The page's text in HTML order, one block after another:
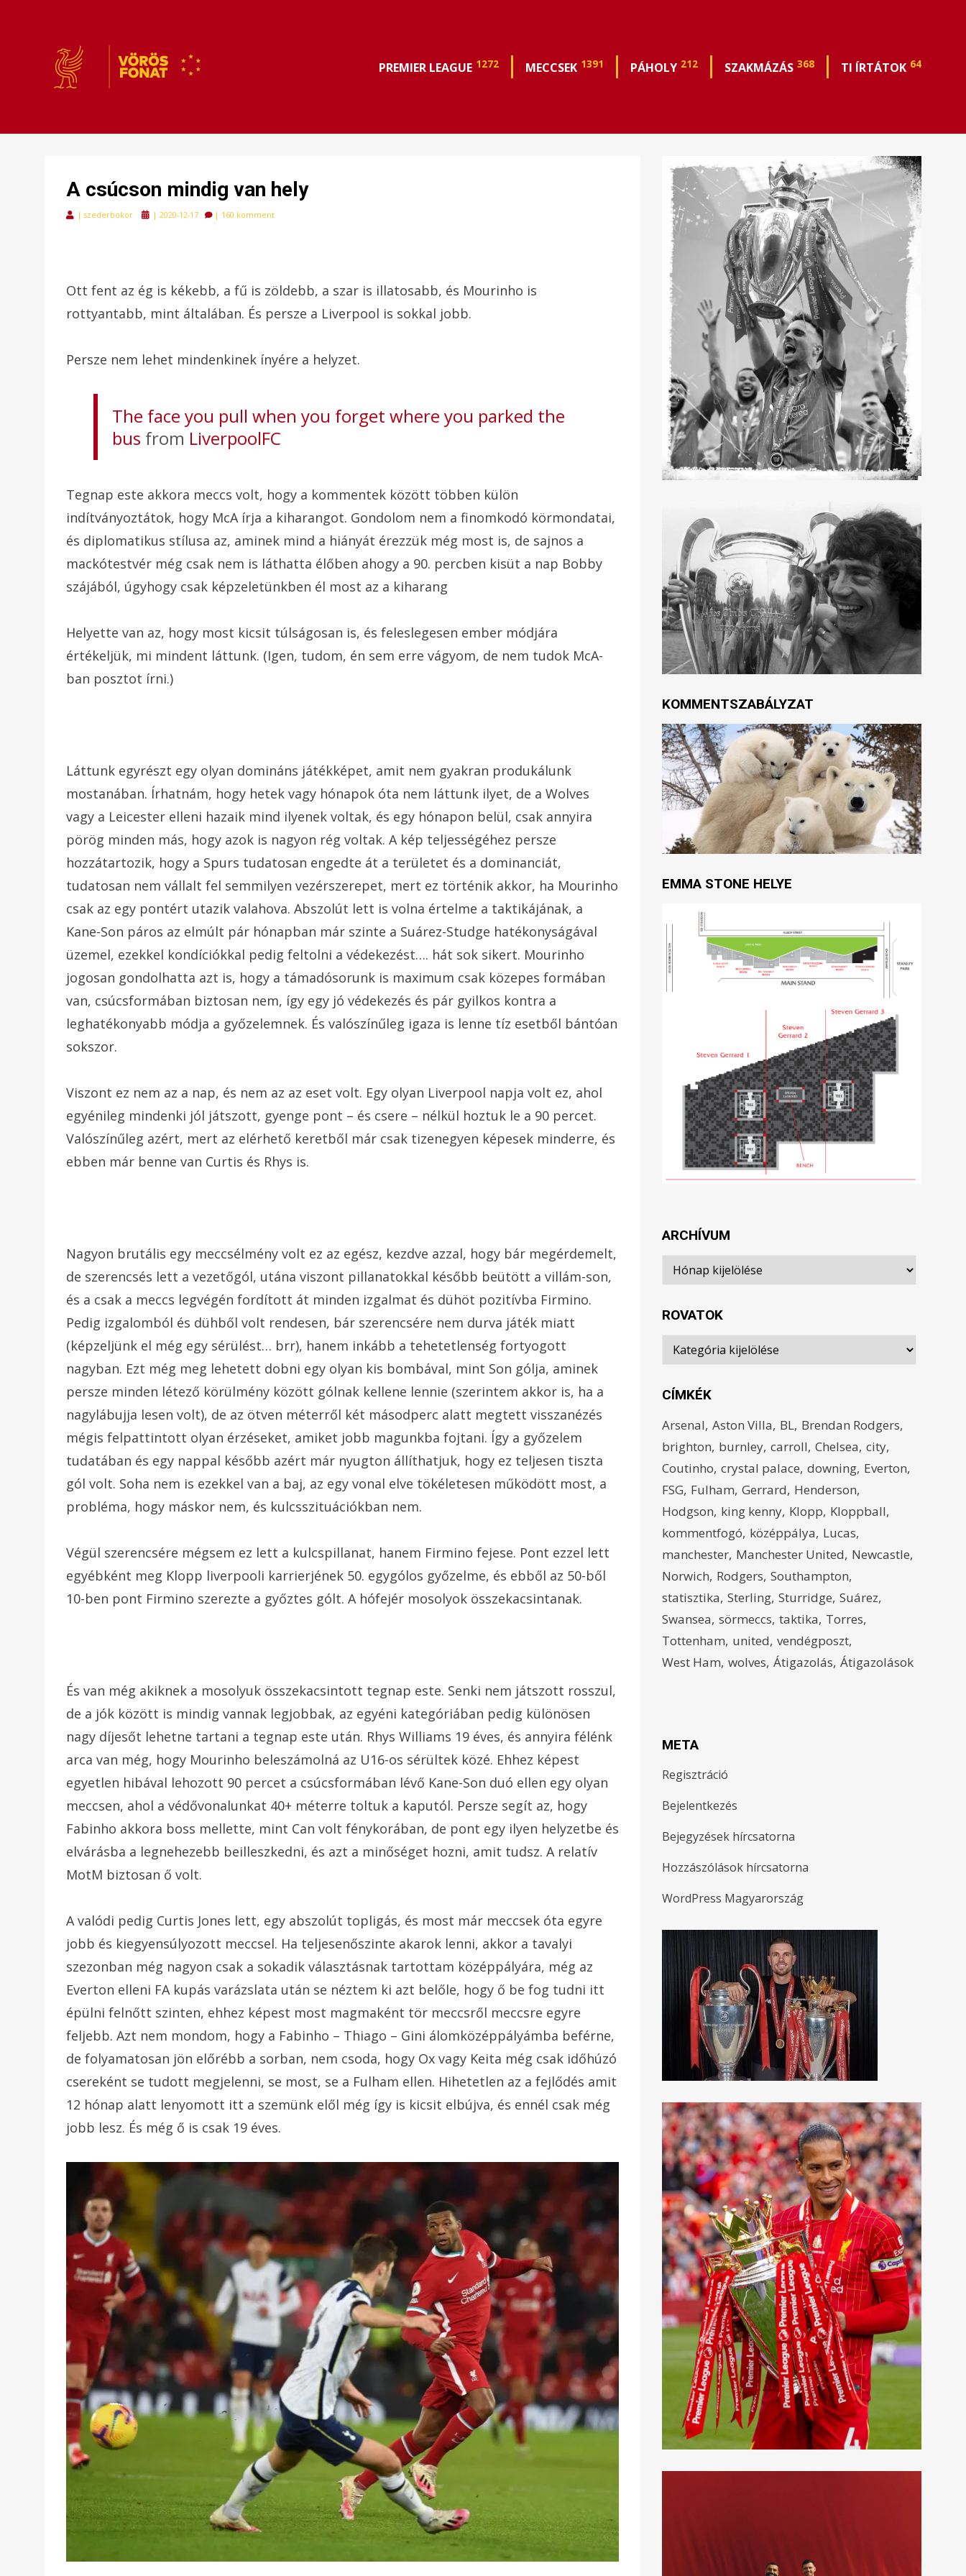
PREMIER LEAGUE 1272 MECCSEK 1391 PÁHOLY 212 SZAKMÁZÁS 368 TI ÍRTÁTOK 64
A csúcson mindig van hely
| szederbokor
Posted
| 2020-12-17 | 160 komment
Ott fent az ég is kékebb, a fű is zöldebb, a szar is illatosabb, és Mourinho is
rottyantabb, mint általában. És persze a Liverpool is sokkal jobb.
Persze nem lehet mindenkinek ínyére a helyzet.
The face you pull when you forget where you parked the
bus from LiverpoolFC
Tegnap este akkora meccs volt, hogy a kommentek között többen külön
indítványoztátok, hogy McA írja a kiharangot. Gondolom nem a finomkodó körmondatai,
és diplomatikus stílusa az, aminek mind a hiányát érezzük még most is, de sajnos a
mackótestvér még csak nem is láthatta élőben ahogy a 90. percben kisüt a nap Bobby
szájából, úgyhogy csak képzeletünkben él most az a kiharang
Helyette van az, hogy most kicsit túlságosan is, és feleslegesen ember módjára
értékeljük, mi mindent láttunk. (Igen, tudom, én sem erre vágyom, de nem tudok McA-
ban posztot írni.)
Láttunk egyrészt egy olyan domináns játékképet, amit nem gyakran produkálunk
mostanában. Írhatnám, hogy hetek vagy hónapok óta nem láttunk ilyet, de a Wolves
vagy a Leicester elleni hazaik mind ilyenek voltak, és egy hónapon belül, csak annyira
pörög minden más, hogy azok is nagyon rég voltak. A kép teljességéhez persze
hozzátartozik, hogy a Spurs tudatosan engedte át a területet és a dominanciát,
tudatosan nem vállalt fel semmilyen vezérszerepet, mert ez történik akkor, ha Mourinho
csak az egy pontért utazik valahova. Abszolút lett is volna értelme a taktikájának, a
Kane-Son páros az elmúlt pár hónapban már szinte a Suárez-Studge hatékonyságával
üzemel, ezekkel kondíciókkal pedig feltolni a védekezést…. hát sok sikert. Mourinho
jogosan gondolhatta azt is, hogy a támadósorunk is maximum csak közepes formában
van, csúcsformában biztosan nem, így egy jó védekezés és pár gyilkos kontra a
leghatékonyabb módja a győzelemnek. És valószínűleg igaza is lenne tíz esetből bántóan
sokszor.
Viszont ez nem az a nap, és nem az az eset volt. Egy olyan Liverpool napja volt ez, ahol
egyénileg mindenki jól játszott, gyenge pont – és csere – nélkül hoztuk le a 90 percet.
Valószínűleg azért, mert az elérhető keretből már csak tizenegyen képesek minderre, és
ebben már benne van Curtis és Rhys is.
Nagyon brutális egy meccsélmény volt ez az egész, kezdve azzal, hogy bár megérdemelt,
de szerencsés lett a vezetőgól, utána viszont pillanatokkal később beütött a villám-son,
és a csak a meccs legvégén fordított át minden izgalmat és dühöt pozitívba Firmino.
Pedig izgalomból és dühből volt rendesen, bár szerencsére nem durva játék miatt
(képzeljünk el még egy sérülést… brr), hanem inkább a tehetetlenség fortyogott
nagyban. Ezt még meg lehetett dobni egy olyan kis bombával, mint Son gólja, aminek
persze minden létező körülmény között gólnak kellene lennie (szerintem akkor is, ha a
nagylábujja lesen volt), de az ötven méterről két másodperc alatt megtett visszanézés
mégis felpattintott olyan érzéseket, amiket jobb magunkba fojtani. Így a győzelem
tudatában és egy nappal később azért már nyugton állíthatjuk, hogy ez teljesen tiszta
gól volt. Soha nem is ezekkel van a baj, az egy vonal elve tökéletesen működött most, a
probléma, hogy máskor nem, és kulcsszituációkban nem.
Végül szerencsére mégsem ez lett a kulcspillanat, hanem Firmino fejese. Pont ezzel lett
egyébként meg Klopp liverpooli karrierjének 50. egygólos győzelme, és ebből az 50-ből
10-ben pont Firmino szerezte a győztes gólt. A hófejér mosolyok összekacsintanak.
És van még akiknek a mosolyuk összekacsintott tegnap este. Senki nem játszott rosszul,
de a jók között is mindig vannak legjobbak, az egyéni kategóriában pedig különösen
nagy díjesőt lehetne tartani a tegnap este után. Rhys Williams 19 éves, és annyira félénk
arca van még, hogy Mourinho beleszámolná az U16-os sérültek közé. Ehhez képest
egyetlen hibával lehozott 90 percet a csúcsformában lévő Kane-Son duó ellen egy olyan
meccsen, ahol a védővonalunkat 40+ méterre toltuk a kaputól. Persze segít az, hogy
Fabinho akkora boss mellette, mint Can volt fénykorában, de pont egy ilyen helyzetbe és
elvárásba a legnehezebb beilleszkedni, és azt a minőséget hozni, amit tudsz. A relatív
MotM biztosan ő volt.
A valódi pedig Curtis Jones lett, egy abszolút topligás, és most már meccsek óta egyre
jobb és kiegyensúlyozott meccsel. Ha teljesenőszinte akarok lenni, akkor a tavalyi
szezonban még nagyon csak a sokadik választásnak tartottam középpályára, még az
Everton elleni FA kupás varázslata után se néztem ki azt belőle, hogy ő be fog tudni itt
épülni felnőtt szinten, ehhez képest most magmaként tör meccsről meccsre egyre
feljebb. Azt nem mondom, hogy a Fabinho – Thiago – Gini álomközéppályámba beférne,
de folyamatosan jön előrébb a sorban, nem csoda, hogy Ox vagy Keita még csak időhúzó
csereként se tudott megjelenni, se most, se a Fulham ellen. Hihetetlen az a fejlődés amit
12 hónap alatt lenyomott itt a szemünk elől még így is kicsit elbújva, és ennél csak még
jobb lesz. És még ő is csak 19 éves.
KOMMENTSZABÁLYZAT
EMMA STONE HELYE
ARCHÍVUM
Archívum
ROVATOK
Rovatok
CÍMKÉK
Arsenal Aston Villa BL Brendan Rodgers
brighton burnley carroll Chelsea city
Coutinho crystal palace downing Everton
FSG Fulham Gerrard Henderson
Hodgson king kenny Klopp Kloppball
kommentfogó középpálya Lucas
manchester Manchester United Newcastle
Norwich Rodgers Southampton
statisztika Sterling Sturridge Suárez
Swansea sörmeccs taktika Torres
Tottenham united vendégposzt
West Ham wolves Átigazolás Átigazolások
META
Regisztráció
Bejelentkezés
Bejegyzések hírcsatorna
Hozzászólások hírcsatorna
WordPress Magyarország